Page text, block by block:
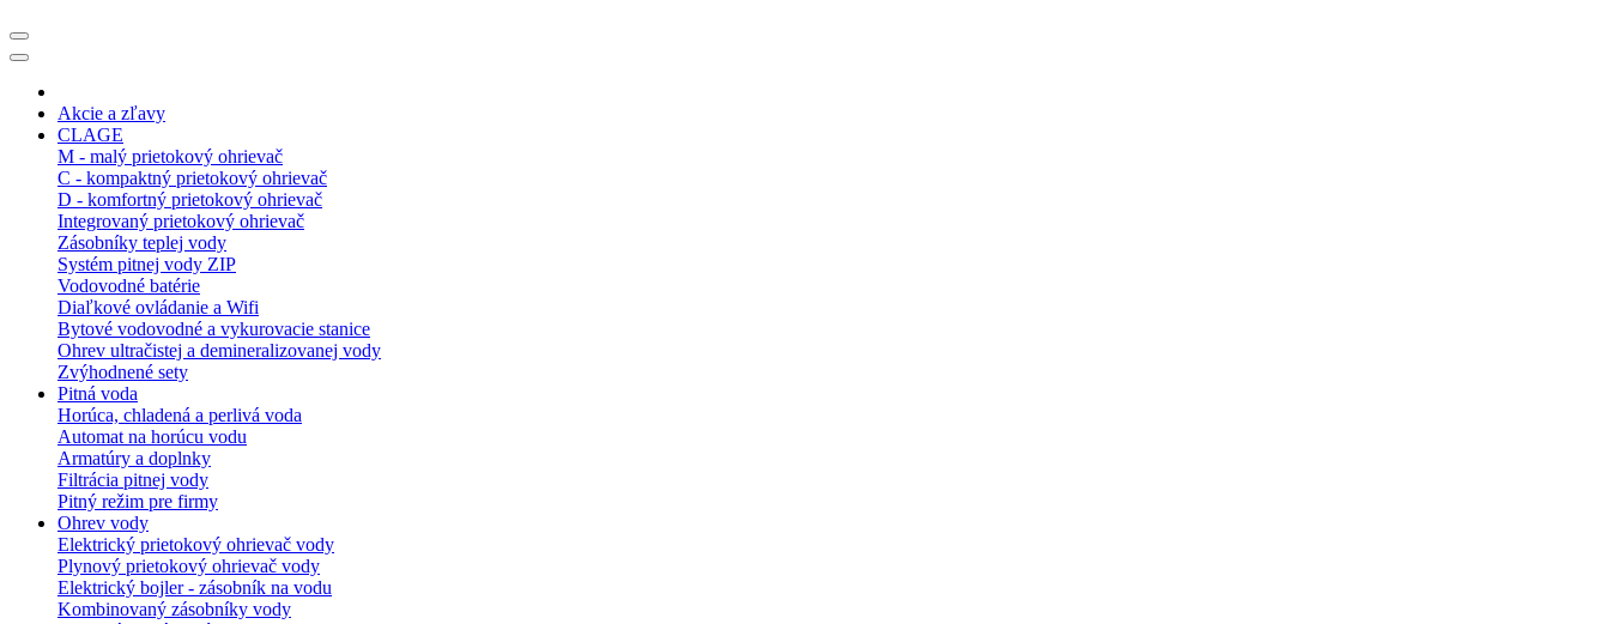
Akcie a zľavy
CLAGE
M - malý prietokový ohrievač
C - kompaktný prietokový ohrievač
D - komfortný prietokový ohrievač
Integrovaný prietokový ohrievač
Zásobníky teplej vody
Systém pitnej vody ZIP
Vodovodné batérie
Diaľkové ovládanie a Wifi
Bytové vodovodné a vykurovacie stanice
Ohrev ultračistej a demineralizovanej vody
Zvýhodnené sety
Pitná voda
Horúca, chladená a perlivá voda
Automat na horúcu vodu
Armatúry a doplnky
Filtrácia pitnej vody
Pitný režim pre firmy
Ohrev vody
Elektrický prietokový ohrievač vody
Plynový prietokový ohrievač vody
Elektrický bojler - zásobník na vodu
Kombinovaný zásobníky vody